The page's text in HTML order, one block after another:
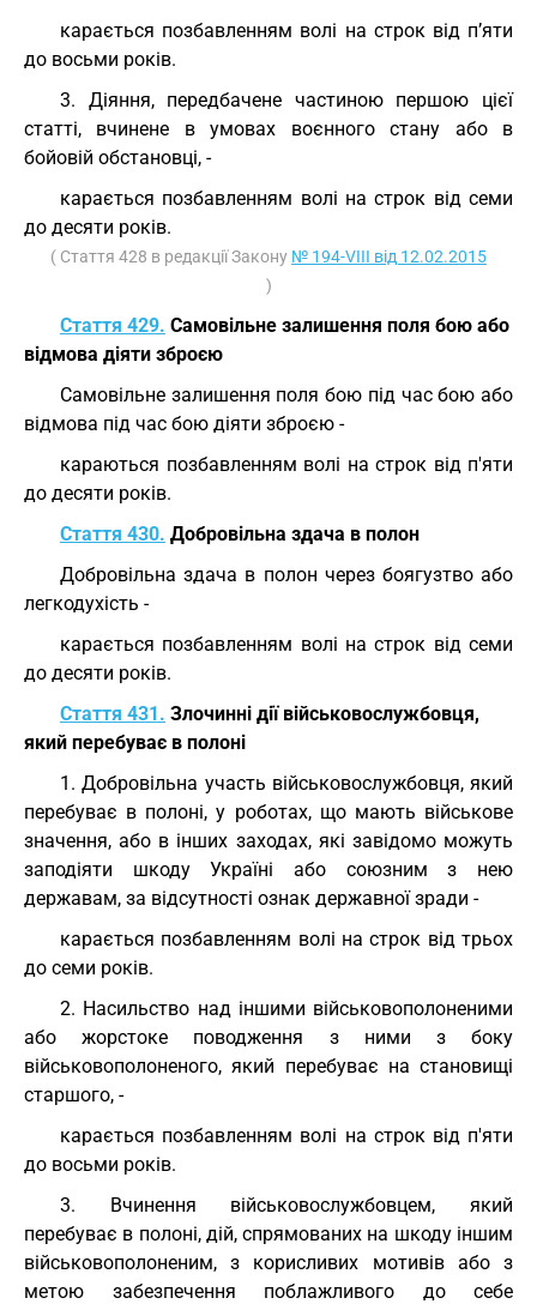
карається позбавленням волі на строк від п’яти
до восьми років.
3. Діяння, передбачене частиною першою цієї
статті, вчинене в умовах воєнного стану або в
бойовій обстановці, -
карається позбавленням волі на строк від семи
до десяти років.
( Стаття 428 в редакції Закону № 194-VIII від 12.02.2015
)
Стаття 429. Самовільне залишення поля бою або
відмова діяти зброєю
Самовільне залишення поля бою під час бою або
відмова під час бою діяти зброєю -
караються позбавленням волі на строк від п'яти
до десяти років.
Стаття 430. Добровільна здача в полон
Добровільна здача в полон через боягузтво або
легкодухість -
карається позбавленням волі на строк від семи
до десяти років.
Стаття 431. Злочинні дії військовослужбовця,
який перебуває в полоні
1. Добровільна участь військовослужбовця, який
перебуває в полоні, у роботах, що мають військове
значення, або в інших заходах, які завідомо можуть
заподіяти шкоду Україні або союзним з нею
державам, за відсутності ознак державної зради -
карається позбавленням волі на строк від трьох
до семи років.
2. Насильство над іншими військовополоненими
або жорстоке поводження з ними з боку
військовополоненого, який перебуває на становищі
старшого, -
карається позбавленням волі на строк від п'яти
до восьми років.
3. Вчинення військовослужбовцем, який
перебуває в полоні, дій, спрямованих на шкоду іншим
військовополоненим, з корисливих мотивів або з
метою забезпечення поблажливого до себе